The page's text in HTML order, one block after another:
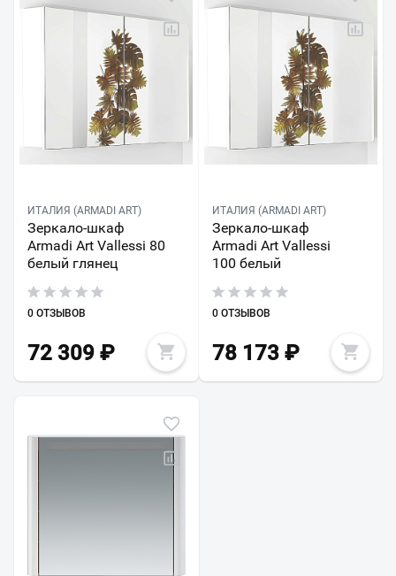
ИТАЛИЯ (ARMADI ART)
Зеркало-шкаф
Armadi Art Vallessi 80
белый глянец
0 ОТЗЫВОВ
72 309 ₽
ИТАЛИЯ (ARMADI ART)
Зеркало-шкаф
Armadi Art Vallessi
100 белый
0 ОТЗЫВОВ
78 173₽